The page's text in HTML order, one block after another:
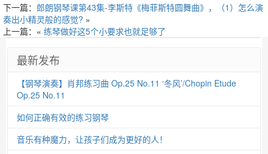
下一篇： 郎朗钢琴课第43集-李斯特《梅菲斯特圆舞曲》，（1）怎么演
奏出小精灵般的感觉? »
上一篇：« 练琴做好这5个小要求也就足够了
最新发布
【钢琴演奏】肖邦练习曲 Op.25 No.11 ‘冬风’/Chopin Etude
Op.25 No.11
如何正确有效的练习钢琴
音乐有种魔力，让孩子们成为更好的人！